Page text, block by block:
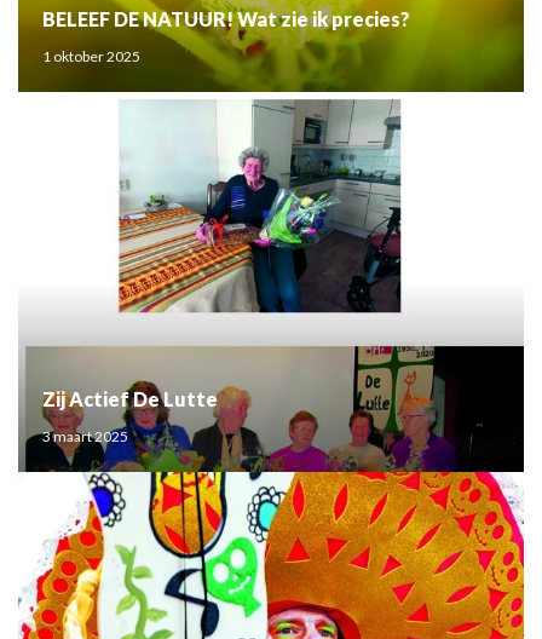
BELEEF DE NATUUR! Wat zie ik precies?
1 oktober 2025
Zij Actief De Lutte
3 maart 2025